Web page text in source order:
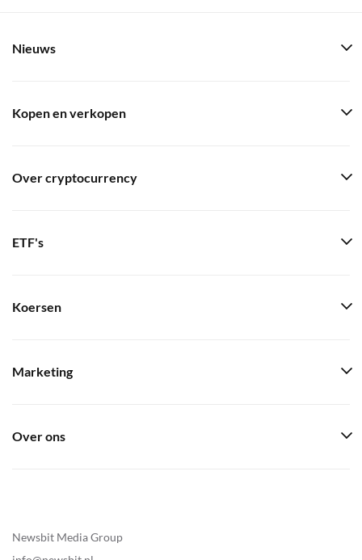
Newsbit Media Group
Nieuws
Kopen en verkopen
Over cryptocurrency
ETF's
Koersen
Marketing
Over ons